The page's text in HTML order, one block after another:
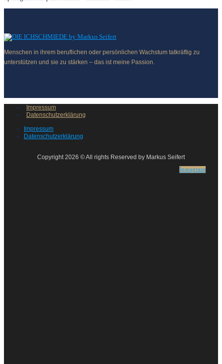
Menschen in ihrem beruflichen oder persönlichen Wachstum tatkräftig zu
unterstützen und sie zu stärken – das ist meine Passion.
Impressum
Datenschutzerklärung
Impressum
Datenschutzerklärung
Copyright 2026 © All rights Reserved by Markus Seifert
Instagram